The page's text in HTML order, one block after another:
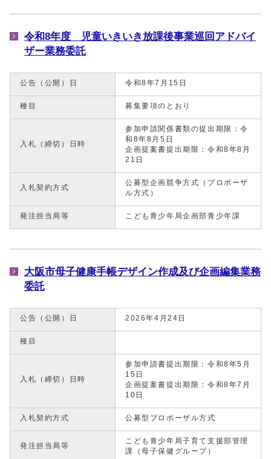
令和8年度 児童いきいき放課後事業巡回アドバイ
ザー業務委託
公告（公開）日 令和8年7月15日
種目 募集要項のとおり
入札（締切）日時
参加申請関係書類の提出期限：令
和8年8月5日
企画提案書提出期限：令和8年8月
21日
入札契約方式
公募型企画競争方式（プロポーザ
ル方式）
発注担当局等 こども青少年局企画部青少年課
大阪市母子健康手帳デザイン作成及び企画編集業務
委託
公告（公開）日 2026年4月24日
種目
入札（締切）日時
参加申請書提出期限：令和8年5月
15日
企画提案書提出期限：令和8年7月
10日
入札契約方式 公募型プロポーザル方式
発注担当局等
こども青少年局子育て支援部管理
課（母子保健グループ）